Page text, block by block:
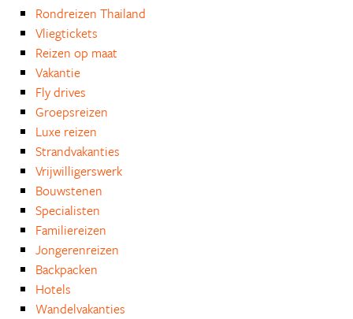
Rondreizen Thailand
Vliegtickets
Reizen op maat
Vakantie
Fly drives
Groepsreizen
Luxe reizen
Strandvakanties
Vrijwilligerswerk
Bouwstenen
Specialisten
Familiereizen
Jongerenreizen
Backpacken
Hotels
Wandelvakanties